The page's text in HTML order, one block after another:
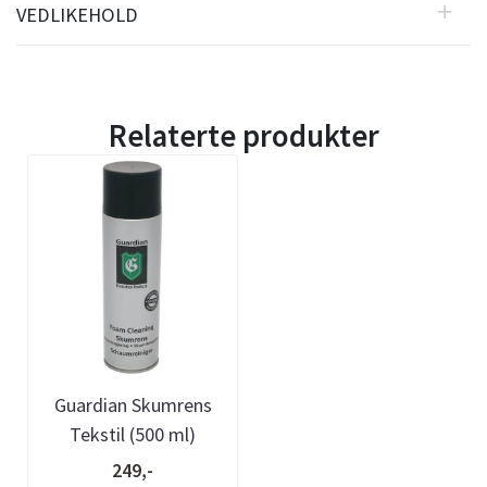
VEDLIKEHOLD
Relaterte produkter
Guardian Skumrens
Tekstil (500 ml)
249,-